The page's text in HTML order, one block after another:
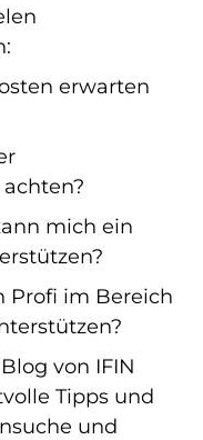
erwarten
mich ein
Profi im Bereich
Blog von IFIN
Tipps und
und